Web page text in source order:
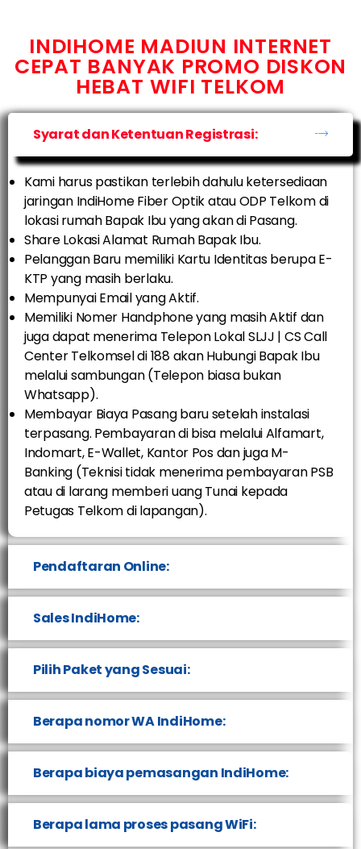
INDIHOME MADIUN INTERNET
CEPAT BANYAK PROMO DISKON
HEBAT WIFI TELKOM
Syarat dan Ketentuan Registrasi:
Kami harus pastikan terlebih dahulu ketersediaan
jaringan IndiHome Fiber Optik atau ODP Telkom di
lokasi rumah Bapak Ibu yang akan di Pasang.
Share Lokasi Alamat Rumah Bapak Ibu.
Pelanggan Baru memiliki Kartu Identitas berupa E-
KTP yang masih berlaku.
Mempunyai Email yang Aktif.
Memiliki Nomer Handphone yang masih Aktif dan
juga dapat menerima Telepon Lokal SLJJ | CS Call
Center Telkomsel di 188 akan Hubungi Bapak Ibu
melalui sambungan (Telepon biasa bukan
Whatsapp).
Membayar Biaya Pasang baru setelah instalasi
terpasang. Pembayaran di bisa melalui Alfamart,
Indomart, E-Wallet, Kantor Pos dan juga M-
Banking (Teknisi tidak menerima pembayaran PSB
atau di larang memberi uang Tunai kepada
Petugas Telkom di lapangan).
Pendaftaran Online:
Sales IndiHome:
Pilih Paket yang Sesuai:
Berapa nomor WA IndiHome:
Berapa biaya pemasangan IndiHome:
Berapa lama proses pasang WiFi: